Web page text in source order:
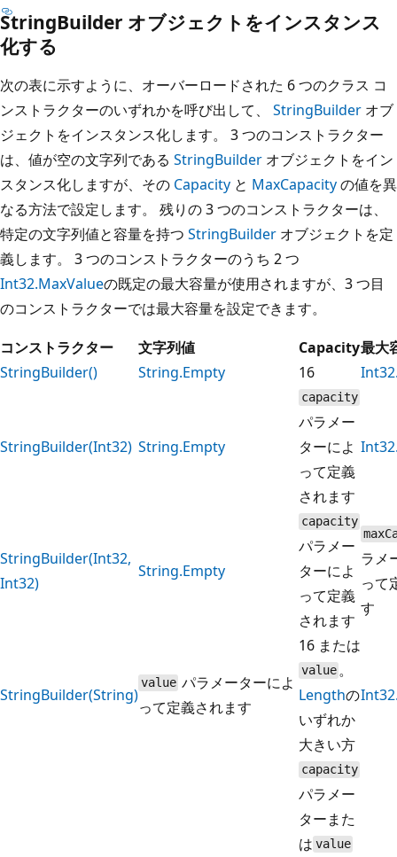
StringBuilder オブジェクトをインスタンス
化する
次の表に示すように、オーバーロードされた 6 つのクラス コ
ンストラクターのいずれかを呼び出して、 StringBuilder オブ
ジェクトをインスタンス化します。 3 つのコンストラクター
は、値が空の文字列である StringBuilder オブジェクトをイン
スタンス化しますが、その Capacity と MaxCapacityの値を異
なる方法で設定します。 残りの 3 つのコンストラクターは、
特定の文字列値と容量を持つ StringBuilder オブジェクトを定
義します。 3 つのコンストラクターのうち 2 つ
Int32.MaxValueの既定の最大容量が使用されますが、3 つ目
のコンストラクターでは最大容量を設定できます。
コンストラクター
文字列値 Capacity最大
StringBuilder()
String.Empty 16
StringBuilder(Int32) String.Empty
capacity
パラメー
ターによ
って定義
されます
StringBuilder(Int32,
Int32)
String.Empty
capacity
パラメー
ターによ
って定義
されます
ラメ
って
す
StringBuilder(String)
value パラメーターによ
って定義されます
16 または
value 。
Lengthの
いずれか
大きい方
capacity
パラメー
ターまた
は value